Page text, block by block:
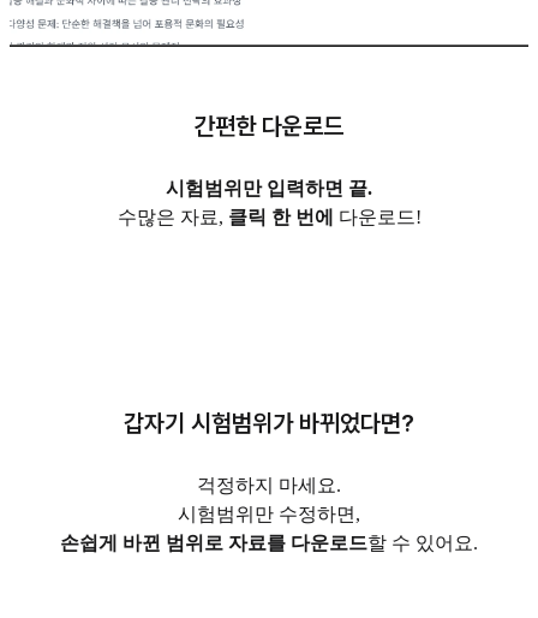
간편한 다운로드
시험범위만 입력하면 끝.
수많은 자료, 클릭 한 번에 다운로드!
갑자기 시험범위가 바뀌었다면?
걱정하지 마세요.
시험범위만 수정하면,
손쉽게 바뀐 범위로 자료를 다운로드할 수 있어요.